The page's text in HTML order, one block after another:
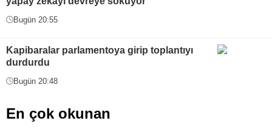
Bugün 20:55
Kapibaralar parlamentoya girip toplantıyı
durdurdu
Bugün 20:48
En çok okunan